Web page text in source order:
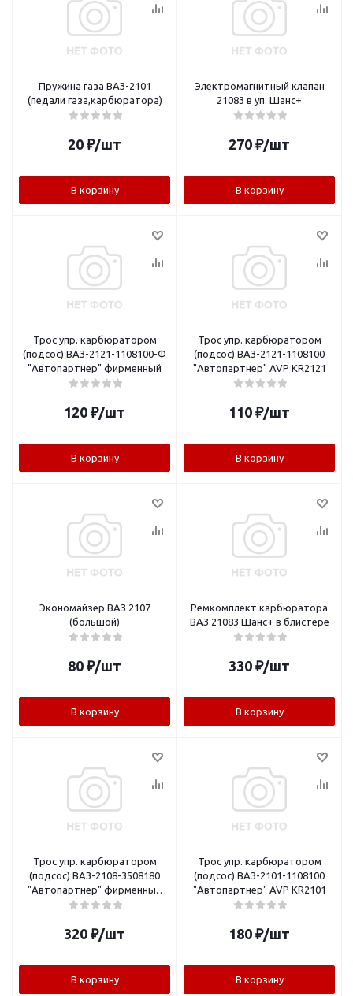
Пружина газа ВАЗ-2101
(педали газа,карбюратора)
20 ₽/шт
В корзину
Электромагнитный клапан
21083 в уп. Шанс+
270 ₽/шт
В корзину
Трос упр. карбюратором
(подсос) ВАЗ-2121-1108100-Ф
"Автопартнер" фирменный
120 ₽/шт
В корзину
Трос упр. карбюратором
(подсос) ВАЗ-2121-1108100
"Автопартнер" AVP KR2121
110 ₽/шт
В корзину
Экономайзер ВАЗ 2107
(большой)
80 ₽/шт
В корзину
Ремкомплект карбюратора
ВАЗ 21083 Шанс+ в блистере
330 ₽/шт
В корзину
Трос упр. карбюратором
(подсос) ВАЗ-2108-3508180
"Автопартнер" фирменный
AVP KR2108F
320 ₽/шт
В корзину
Трос упр. карбюратором
(подсос) ВАЗ-2101-1108100
"Автопартнер" AVP KR2101
180 ₽/шт
В корзину